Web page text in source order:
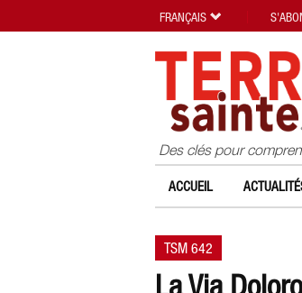
Des clés pour
ACCUEIL
TSM 642
La Via
FRANÇAIS